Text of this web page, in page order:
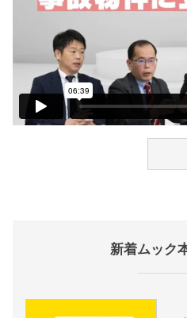
新着ムック